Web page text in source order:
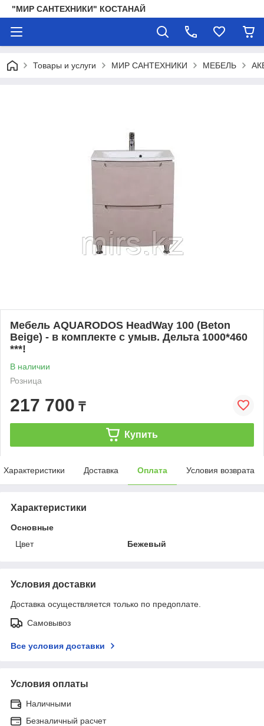
"МИР САНТЕХНИКИ" КОСТАНАЙ
Товары и услуги МИР САНТЕХНИКИ МЕБЕЛЬ
Мебель AQUARODOS HeadWay 100 (Beton
Beige) - в комплекте с умыв. Дельта 1000*460
***!
В наличии
Розница
217 700 ₸
Купить
Характеристики Доставка Оплата Условия возврата
Характеристики
Основные
Цвет
Бежевый
Условия доставки
Доставка осуществляется только по предоплате.
Самовывоз
Все условия доставки
Условия оплаты
Наличными
Безналичный расчет